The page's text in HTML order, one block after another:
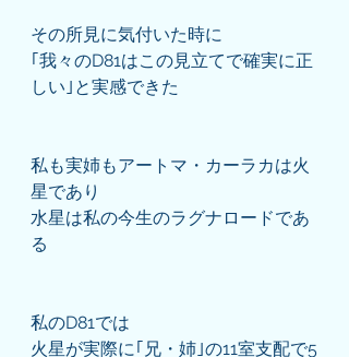
その所見に気付いた時に
｢我々のD81はこの見立てで確実に正
しい｣と実感できた
私も実姉もアートマ・カーラカは火
星であり
水星は私の今生のラグナロードであ
る
私のD81では
火星が実際に｢兄・姉｣の11室支配で5